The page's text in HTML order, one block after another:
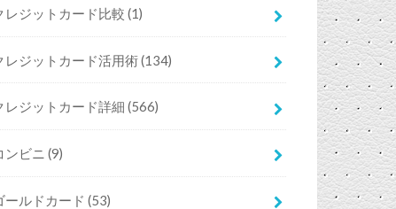
レジットカード比較(1)
レジットカード活用術(134)
レジットカード詳細(566)
ンビニ(9)
ールドカード(53)